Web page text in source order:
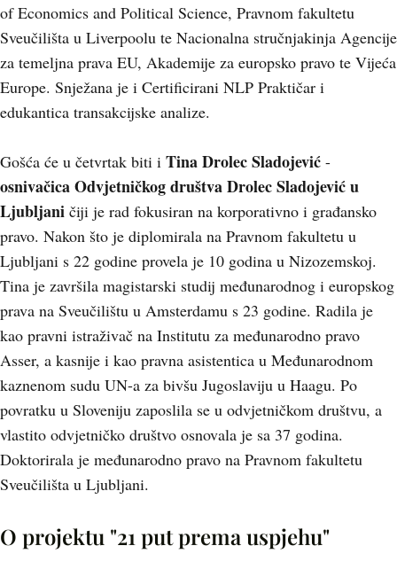
of Economics and Political Science, Pravnom fakultetu
Sveučilišta u Liverpoolu te Nacionalna stručnjakinja Agencije
za temeljna prava EU, Akademije za europsko pravo te Vijeća
Europe. Snježana je i Certificirani NLP Praktičar i
edukantica transakcijske analize.
Gošća će u četvrtak biti i Tina Drolec Sladojević -
osnivačica Odvjetničkog društva Drolec Sladojević u
Ljubljani čiji je rad fokusiran na korporativno i građansko
pravo. Nakon što je diplomirala na Pravnom fakultetu u
Ljubljani s 22 godine provela je 10 godina u Nizozemskoj.
Tina je završila magistarski studij međunarodnog i europskog
prava na Sveučilištu u Amsterdamu s 23 godine. Radila je
kao pravni istraživač na Institutu za međunarodno pravo
Asser, a kasnije i kao pravna asistentica u Međunarodnom
kaznenom sudu UN-a za bivšu Jugoslaviju u Haagu. Po
povratku u Sloveniju zaposlila se u odvjetničkom društvu, a
vlastito odvjetničko društvo osnovala je sa 37 godina.
Doktorirala je međunarodno pravo na Pravnom fakultetu
Sveučilišta u Ljubljani.
O projektu "21 put prema uspjehu"